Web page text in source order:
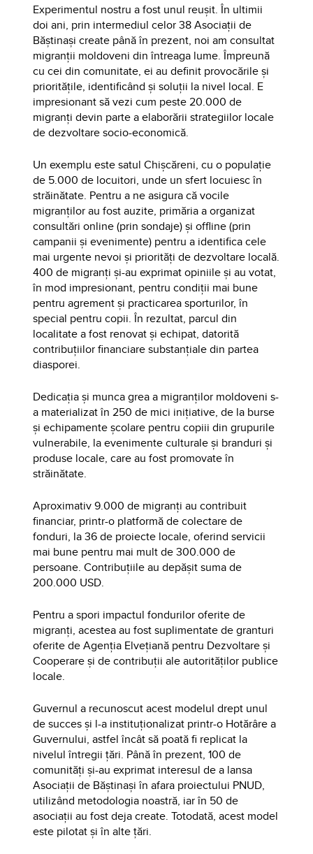
Experimentul nostru a fost unul reușit. În ultimii
doi ani, prin intermediul celor 38 Asociații de
Băștinași create până în prezent, noi am consultat
migranții moldoveni din întreaga lume. Împreună
cu cei din comunitate, ei au definit provocările și
prioritățile, identificând și soluții la nivel local. E
impresionant să vezi cum peste 20.000 de
migranți devin parte a elaborării strategiilor locale
de dezvoltare socio-economică.
Un exemplu este satul Chișcăreni, cu o populație
de 5.000 de locuitori, unde un sfert locuiesc în
străinătate. Pentru a ne asigura că vocile
migranților au fost auzite, primăria a organizat
consultări online (prin sondaje) și offline (prin
campanii și evenimente) pentru a identifica cele
mai urgente nevoi și priorități de dezvoltare locală.
400 de migranți și-au exprimat opiniile și au votat,
în mod impresionant, pentru condiții mai bune
pentru agrement și practicarea sporturilor, în
special pentru copii. În rezultat, parcul din
localitate a fost renovat și echipat, datorită
contribuțiilor financiare substanțiale din partea
diasporei.
Dedicația și munca grea a migranților moldoveni s-
a materializat în 250 de mici inițiative, de la burse
și echipamente școlare pentru copiii din grupurile
vulnerabile, la evenimente culturale și branduri și
produse locale, care au fost promovate în
străinătate.
Aproximativ 9.000 de migranți au contribuit
financiar, printr-o platformă de colectare de
fonduri, la 36 de proiecte locale, oferind servicii
mai bune pentru mai mult de 300.000 de
persoane. Contribuțiile au depășit suma de
200.000 USD.
Pentru a spori impactul fondurilor oferite de
migranți, acestea au fost suplimentate de granturi
oferite de Agenția Elvețiană pentru Dezvoltare și
Cooperare și de contribuții ale autorităților publice
locale.
Guvernul a recunoscut acest modelul drept unul
de succes și l-a instituționalizat printr-o Hotărâre a
Guvernului, astfel încât să poată fi replicat la
nivelul întregii țări. Până în prezent, 100 de
comunități și-au exprimat interesul de a lansa
Asociații de Băștinași în afara proiectului PNUD,
utilizând metodologia noastră, iar în 50 de
asociații au fost deja create. Totodată, acest model
este pilotat și în alte țări.